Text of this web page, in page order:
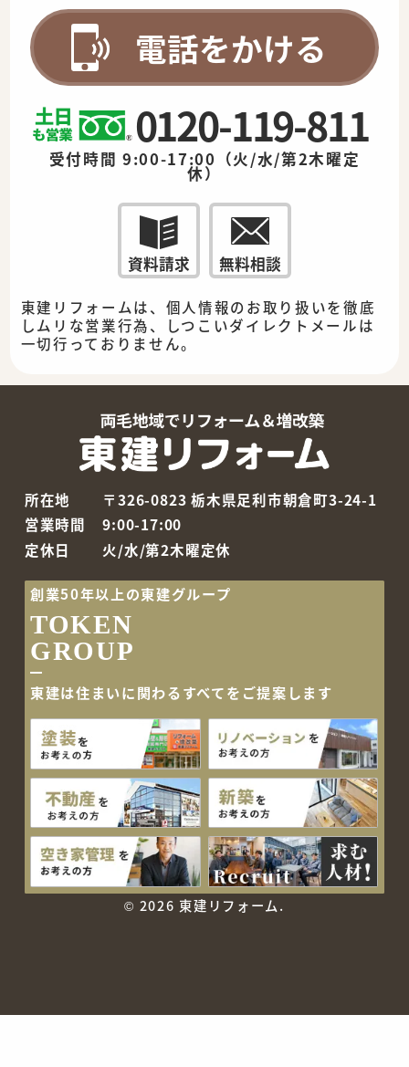
電話をかける
0120-119-811
受付時間 9:00-17:00（火/水/第2木曜定
休）
資料請求 無料相談
東建リフォームは、個人情報のお取り扱いを徹底
しムリな営業行為、しつこいダイレクトメールは
一切行っておりません。
所在地
〒326-0823 栃木県足利市朝倉町3-24-1
営業時間
9:00-17:00
定休日
火/水/第2木曜定休
創業50年以上の東建グループ
TOKEN
GROUP
東建は住まいに関わるすべてをご提案します
© 2026 東建リフォーム.